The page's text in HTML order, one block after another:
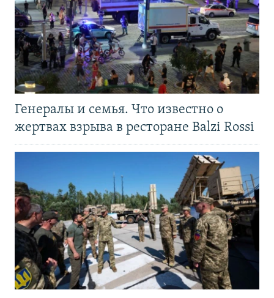
Генералы и семья. Что известно о
жертвах взрыва в ресторане Balzi Rossi